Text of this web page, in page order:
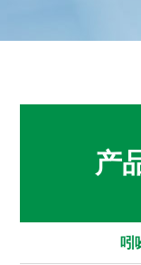
产
吲